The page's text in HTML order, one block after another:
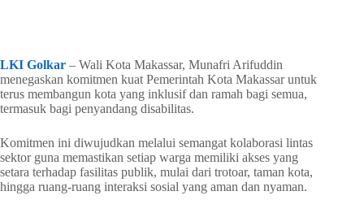
LKI Golkar – Wali Kota Makassar, Munafri Arifuddin
menegaskan komitmen kuat Pemerintah Kota Makassar untuk
terus membangun kota yang inklusif dan ramah bagi semua,
termasuk bagi penyandang disabilitas.
Komitmen ini diwujudkan melalui semangat kolaborasi lintas
sektor guna memastikan setiap warga memiliki akses yang
setara terhadap fasilitas publik, mulai dari trotoar, taman kota,
hingga ruang-ruang interaksi sosial yang aman dan nyaman.